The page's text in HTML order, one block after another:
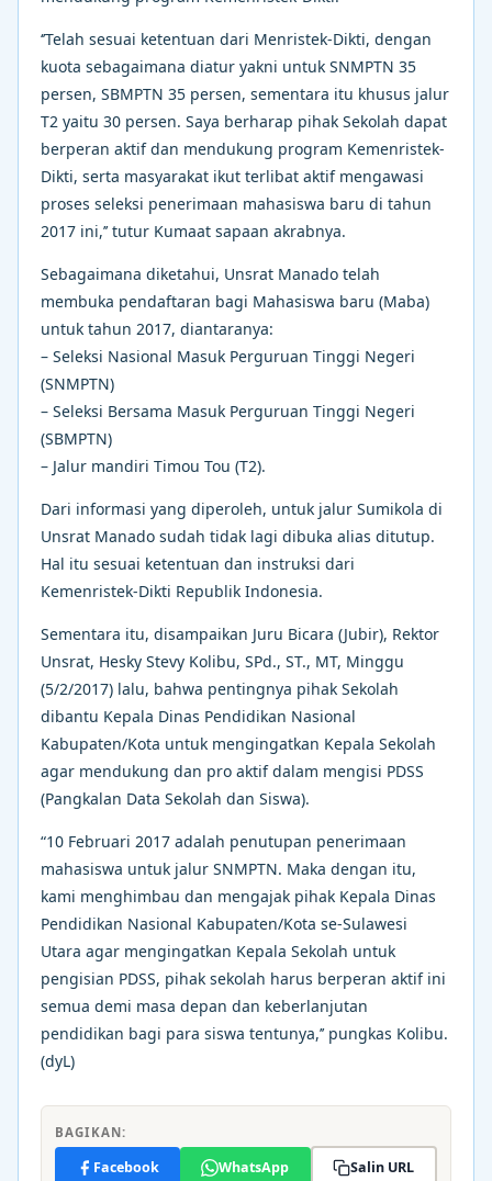
‘’Telah sesuai ketentuan dari Menristek-Dikti, dengan
kuota sebagaimana diatur yakni untuk SNMPTN 35
persen, SBMPTN 35 persen, sementara itu khusus jalur
T2 yaitu 30 persen. Saya berharap pihak Sekolah dapat
berperan aktif dan mendukung program Kemenristek-
Dikti, serta masyarakat ikut terlibat aktif mengawasi
proses seleksi penerimaan mahasiswa baru di tahun
2017 ini,’’ tutur Kumaat sapaan akrabnya.
Sebagaimana diketahui, Unsrat Manado telah
membuka pendaftaran bagi Mahasiswa baru (Maba)
untuk tahun 2017, diantaranya:
– Seleksi Nasional Masuk Perguruan Tinggi Negeri
(SNMPTN)
– Seleksi Bersama Masuk Perguruan Tinggi Negeri
(SBMPTN)
– Jalur mandiri Timou Tou (T2).
Dari informasi yang diperoleh, untuk jalur Sumikola di
Unsrat Manado sudah tidak lagi dibuka alias ditutup.
Hal itu sesuai ketentuan dan instruksi dari
Kemenristek-Dikti Republik Indonesia.
Sementara itu, disampaikan Juru Bicara (Jubir), Rektor
Unsrat, Hesky Stevy Kolibu, SPd., ST., MT, Minggu
(5/2/2017) lalu, bahwa pentingnya pihak Sekolah
dibantu Kepala Dinas Pendidikan Nasional
Kabupaten/Kota untuk mengingatkan Kepala Sekolah
agar mendukung dan pro aktif dalam mengisi PDSS
(Pangkalan Data Sekolah dan Siswa).
“10 Februari 2017 adalah penutupan penerimaan
mahasiswa untuk jalur SNMPTN. Maka dengan itu,
kami menghimbau dan mengajak pihak Kepala Dinas
Pendidikan Nasional Kabupaten/Kota se-Sulawesi
Utara agar mengingatkan Kepala Sekolah untuk
pengisian PDSS, pihak sekolah harus berperan aktif ini
semua demi masa depan dan keberlanjutan
pendidikan bagi para siswa tentunya,’’ pungkas Kolibu.
(dyL)
BAGIKAN:
Facebook WhatsApp Salin URL